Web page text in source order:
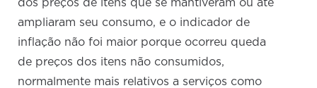
dos preços de itens que se mantiveram ou até
ampliaram seu consumo, e o indicador de
inflação não foi maior porque ocorreu queda
de preços dos itens não consumidos,
normalmente mais relativos a serviços como